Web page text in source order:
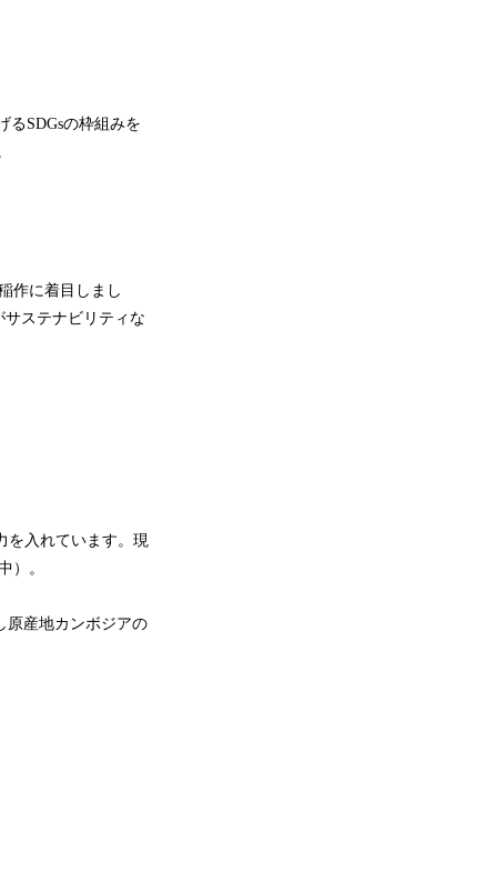
るSDGsの枠組みを
作に着目しまし
ステナビリティな
を入れています。現
）。
原産地カンボジアの